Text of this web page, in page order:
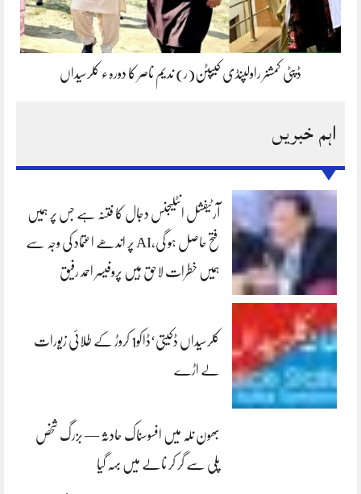
ڈپٹی کمشنر راولپنڈی کیپٹن(ر) ندیم ناصر کا دورہء کلرسیداں
اہم خبریں
آرٹیفشل انٹلیجنس دجال کا فتنہ ہے جس پر ہمیں
فتح حاصل ہو گی،AI پر اندھے اعتماد کی وجہ سے
ہمیں خطرات لاحق ہیں پروفیسر احمد رفیق
کلرسیداں ڈکیتی‘ڈاکو1 کروڑ کے طلائی زیورات
لے اڑے
بھون نلہ میں افسوسناک حادثہ — بزرگ شخص
پلی سے گر کر نالے میں بہہ گیا